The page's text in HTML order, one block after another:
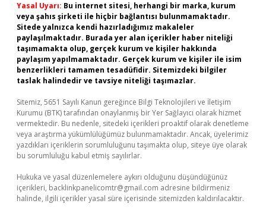
Yasal Uyarı: Bu internet sitesi, herhangi bir marka, kurum
veya şahıs şirketi ile hiçbir bağlantısı bulunmamaktadır.
Sitede yalnızca kendi hazırladığımız makaleler
paylaşılmaktadır. Burada yer alan içerikler haber niteliği
taşımamakta olup, gerçek kurum ve kişiler hakkında
paylaşım yapılmamaktadır. Gerçek kurum ve kişiler ile isim
benzerlikleri tamamen tesadüfidir. Sitemizdeki bilgiler
taslak halindedir ve tavsiye niteliği taşımazlar.
Sitemiz, 5651 Sayılı Kanun gereğince Bilgi Teknolojileri ve İletişim
Kurumu (BTK) tarafından onaylanmış bir Yer Sağlayıcı olarak hizmet
vermektedir. Bu nedenle, sitedeki içerikleri proaktif olarak denetleme
veya araştırma yükümlülüğümüz bulunmamaktadır. Ancak, üyelerimiz
yazdıkları içeriklerin sorumluluğunu taşımakta olup, siteye üye olarak
bu sorumluluğu kabul etmiş sayılırlar.
Hukuka ve yasal düzenlemelere aykırı olduğunu düşündüğünüz
içerikleri, backlinkpanelicomtr@gmail.com adresine bildirmeniz
halinde, ilgili içerikler yasal süre içerisinde sitemizden kaldırılacaktır.